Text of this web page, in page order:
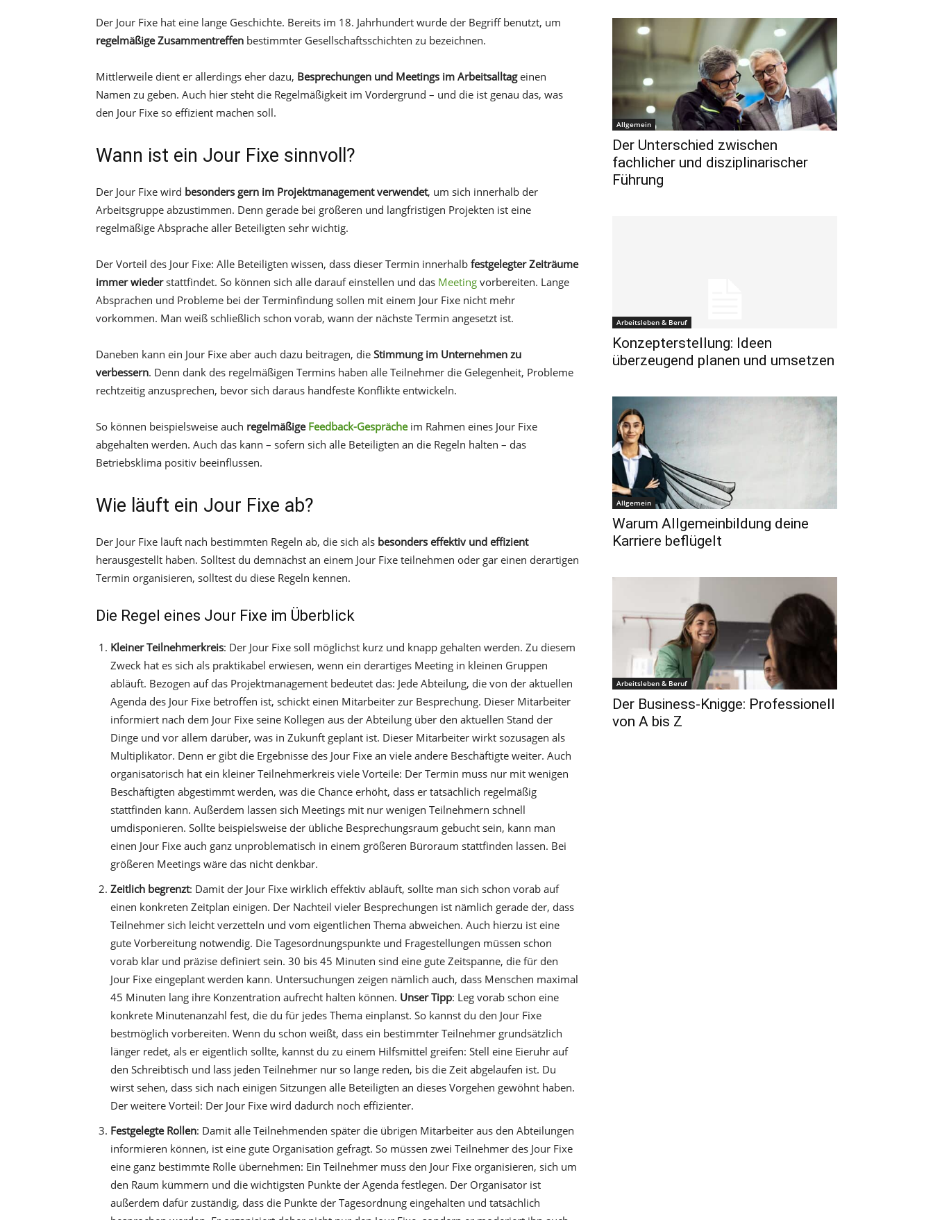
Der Jour Fixe hat eine lange Geschichte. Bereits im 18. Jahrhundert wurde der Begriff benutzt, um
regelmäßige Zusammentreffen bestimmter Gesellschaftsschichten zu bezeichnen.
Mittlerweile dient er allerdings eher dazu, Besprechungen und Meetings im Arbeitsalltageinen
Namen zu geben. Auch hier steht die Regelmäßigkeit im Vordergrund – und die ist genau das, was
den Jour Fixe so effizient machen soll.
Wann ist ein Jour Fixe sinnvoll?
Der Jour Fixe wird besonders gern im Projektmanagement verwendet, um sich innerhalb der
Arbeitsgruppe abzustimmen. Denn gerade bei größeren und langfristigen Projekten ist eine
regelmäßige Absprache aller Beteiligten sehr wichtig.
Der Vorteil des Jour Fixe: Alle Beteiligten wissen, dass dieser Termin innerhalb festgelegter Zeiträume
immer wiederstattfindet. So können sich alle darauf einstellen und das Meeting vorbereiten. Lange
Absprachen und Probleme bei der Terminfindung sollen mit einem Jour Fixe nicht mehr
vorkommen. Man weiß schließlich schon vorab, wann der nächste Termin angesetzt ist.
Daneben kann ein Jour Fixe aber auch dazu beitragen, die Stimmung im Unternehmen zu
verbessern. Denn dank des regelmäßigen Termins haben alle Teilnehmer die Gelegenheit, Probleme
rechtzeitig anzusprechen, bevor sich daraus handfeste Konflikte entwickeln.
So können beispielsweise auch regelmäßige Feedback-Gesprächeim Rahmen eines Jour Fixe
abgehalten werden. Auch das kann – sofern sich alle Beteiligten an die Regeln halten – das
Betriebsklima positiv beeinflussen.
Wie läuft ein Jour Fixe ab?
Der Jour Fixe läuft nach bestimmten Regeln ab, die sich als besonders effektiv und effizient
herausgestellt haben. Solltest du demnächst an einem Jour Fixe teilnehmen oder gar einen derartigen
Termin organisieren, solltest du diese Regeln kennen.
Die Regel eines Jour Fixe im Überblick
Kleiner Teilnehmerkreis: Der Jour Fixe soll möglichst kurz und knapp gehalten werden. Zu diesem
Zweck hat es sich als praktikabel erwiesen, wenn ein derartiges Meeting in kleinen Gruppen
abläuft. Bezogen auf das Projektmanagement bedeutet das: Jede Abteilung, die von der aktuellen
Agenda des Jour Fixe betroffen ist, schickt einen Mitarbeiter zur Besprechung. Dieser Mitarbeiter
informiert nach dem Jour Fixe seine Kollegen aus der Abteilung über den aktuellen Stand der
Dinge und vor allem darüber, was in Zukunft geplant ist. Dieser Mitarbeiter wirkt sozusagen als
Multiplikator. Denn er gibt die Ergebnisse des Jour Fixe an viele andere Beschäftigte weiter. Auch
organisatorisch hat ein kleiner Teilnehmerkreis viele Vorteile: Der Termin muss nur mit wenigen
Beschäftigten abgestimmt werden, was die Chance erhöht, dass er tatsächlich regelmäßig
stattfinden kann. Außerdem lassen sich Meetings mit nur wenigen Teilnehmern schnell
umdisponieren. Sollte beispielsweise der übliche Besprechungsraum gebucht sein, kann man
einen Jour Fixe auch ganz unproblematisch in einem größeren Büroraum stattfinden lassen. Bei
größeren Meetings wäre das nicht denkbar.
Zeitlich begrenzt: Damit der Jour Fixe wirklich effektiv abläuft, sollte man sich schon vorab auf
einen konkreten Zeitplan einigen. Der Nachteil vieler Besprechungen ist nämlich gerade der, dass
Teilnehmer sich leicht verzetteln und vom eigentlichen Thema abweichen. Auch hierzu ist eine
gute Vorbereitung notwendig. Die Tagesordnungspunkte und Fragestellungen müssen schon
vorab klar und präzise definiert sein. 30 bis 45 Minuten sind eine gute Zeitspanne, die für den
Jour Fixe eingeplant werden kann. Untersuchungen zeigen nämlich auch, dass Menschen maximal
45 Minuten lang ihre Konzentration aufrecht halten können. Unser Tipp: Leg vorab schon eine
konkrete Minutenanzahl fest, die du für jedes Thema einplanst. So kannst du den Jour Fixe
bestmöglich vorbereiten. Wenn du schon weißt, dass ein bestimmter Teilnehmer grundsätzlich
länger redet, als er eigentlich sollte, kannst du zu einem Hilfsmittel greifen: Stell eine Eieruhr auf
den Schreibtisch und lass jeden Teilnehmer nur so lange reden, bis die Zeit abgelaufen ist. Du
wirst sehen, dass sich nach einigen Sitzungen alle Beteiligten an dieses Vorgehen gewöhnt haben.
Der weitere Vorteil: Der Jour Fixe wird dadurch noch effizienter.
Festgelegte Rollen: Damit alle Teilnehmenden später die übrigen Mitarbeiter aus den Abteilungen
informieren können, ist eine gute Organisation gefragt. So müssen zwei Teilnehmer des Jour Fixe
eine ganz bestimmte Rolle übernehmen: Ein Teilnehmer muss den Jour Fixe organisieren, sich um
den Raum kümmern und die wichtigsten Punkte der Agenda festlegen. Der Organisator ist
außerdem dafür zuständig, dass die Punkte der Tagesordnung eingehalten und tatsächlich
Allgemein
Der Unterschied zwischen
fachlicher und disziplinarischer
Führung
Arbeitsleben & Beruf
Konzepterstellung: Ideen
überzeugend planen und umsetzen
Allgemein
Warum Allgemeinbildung deine
Karriere beflügelt
Arbeitsleben & Beruf
Der Business-Knigge: Professionell
von A bis Z